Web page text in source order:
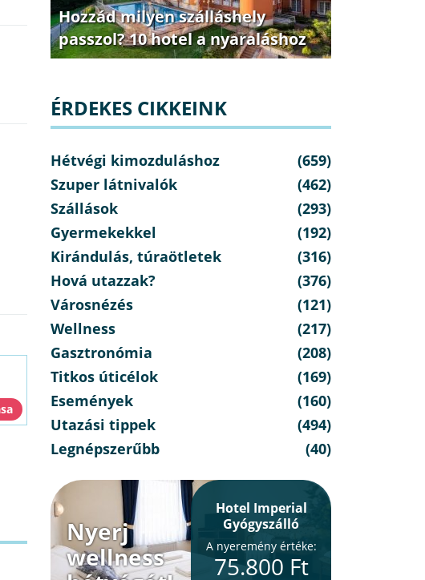
Hozzád milyen szálláshely
passzol? 10 hotel a nyaraláshoz
ÉRDEKES CIKKEINK
Hétvégi kimozduláshoz
(659)
Szuper látnivalók
(462)
Szállások
(293)
Gyermekekkel
(192)
Kirándulás, túraötletek
(316)
Hová utazzak?
(376)
Városnézés
(121)
Wellness
(217)
Gasztronómia
(208)
Titkos úticélok
(169)
Események
(160)
Utazási tippek
(494)
Legnépszerűbb
(40)
Nyerj
wellness
Hotel Imperial
Gyógyszálló
A nyeremény értéke:
75.800 Ft